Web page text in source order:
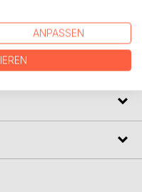
ANPASSEN